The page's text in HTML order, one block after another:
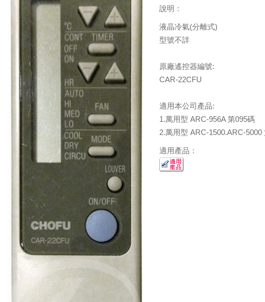
說明：
液晶冷氣(分離式)
型號不詳
原廠遙控器編號:
CAR-22CFU
適用本公司產品:
1.萬用型 ARC-956A 第095碼
2.萬用型 ARC-1500.ARC-5000
適用產品：